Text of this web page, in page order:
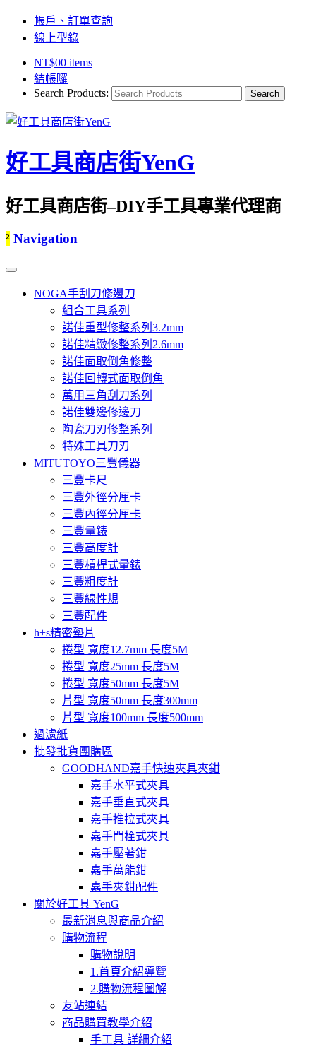
帳戶、訂單查詢
線上型錄
NT$00 items
結帳囉
Search Products:
好工具商店街YenG
好工具商店街–DIY手工具專業代理商
² Navigation
NOGA手刮刀修邊刀
組合工具系列
諾佳重型修整系列3.2mm
諾佳精緻修整系列2.6mm
諾佳面取倒角修整
諾佳回轉式面取倒角
萬用三角刮刀系列
諾佳雙邊修邊刀
陶瓷刀刃修整系列
特殊工具刀刃
MITUTOYO三豐儀器
三豐卡尺
三豐外徑分厘卡
三豐內徑分厘卡
三豐量錶
三豐高度計
三豐槓桿式量錶
三豐粗度計
三豐線性規
三豐配件
h+s精密墊片
捲型 寬度12.7mm 長度5M
捲型 寬度25mm 長度5M
捲型 寬度50mm 長度5M
片型 寬度50mm 長度300mm
片型 寬度100mm 長度500mm
過濾紙
批發批貨團購區
GOODHAND嘉手快速夾具夾鉗
嘉手水平式夾具
嘉手垂直式夾具
嘉手推拉式夾具
嘉手門栓式夾具
嘉手壓著鉗
嘉手萬能鉗
嘉手夾鉗配件
關於好工具 YenG
最新消息與商品介紹
購物流程
購物說明
1.首頁介紹導覽
2.購物流程圖解
友站連結
商品購買教學介紹
手工具 詳細介紹